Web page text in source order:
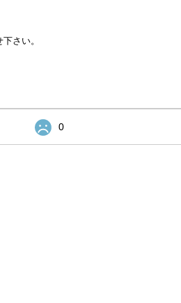
さい。
0